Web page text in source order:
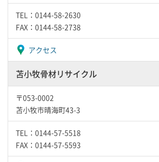
TEL：0144-58-2630
FAX：0144-58-2738
アクセス
苫小牧骨材リサイクル
〒053-0002
苫小牧市晴海町43-3
TEL：0144-57-5518
FAX：0144-57-5593